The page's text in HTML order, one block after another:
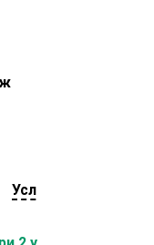
Условия оплаты